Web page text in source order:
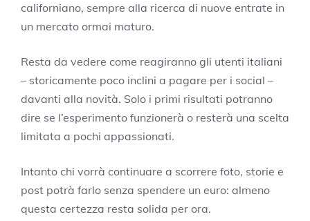
californiano, sempre alla ricerca di nuove entrate in
un mercato ormai maturo.
Resta da vedere come reagiranno gli utenti italiani
– storicamente poco inclini a pagare per i social –
davanti alla novità. Solo i primi risultati potranno
dire se l’esperimento funzionerà o resterà una scelta
limitata a pochi appassionati.
Intanto chi vorrà continuare a scorrere foto, storie e
post potrà farlo senza spendere un euro: almeno
questa certezza resta solida per ora.